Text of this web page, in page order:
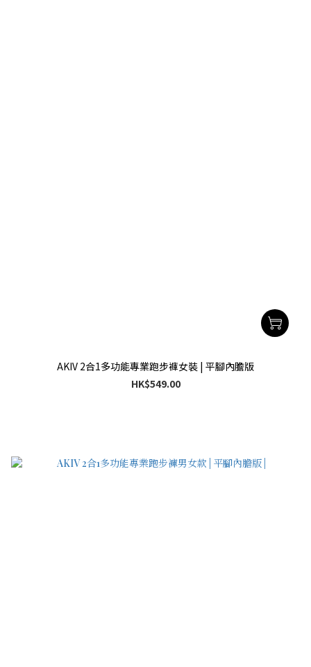
AKIV 2合1多功能專業跑步褲女裝 | 平腳內膽版
HK$549.00